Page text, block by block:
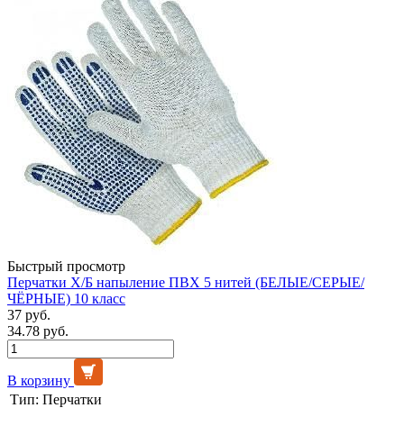
Быстрый просмотр
Перчатки Х/Б напыление ПВХ 5 нитей (БЕЛЫЕ/СЕРЫЕ/
ЧЁРНЫЕ) 10 класс
37 руб.
34.78 руб.
В корзину
Тип: Перчатки